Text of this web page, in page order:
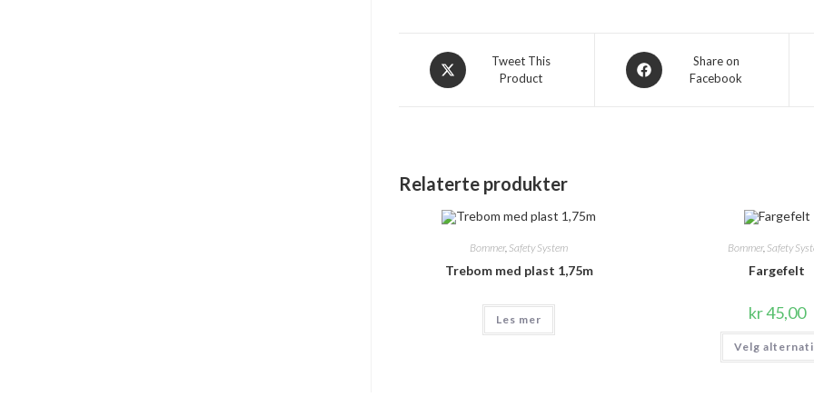
Opens
in
Tweet This
Product
Opens
in
Share on
Facebook
Relaterte produkter
Bommer, Safety System
Trebom med plast 1,75m
Les mer
Bommer, Safety
Fargefelt
kr45,00
Velg